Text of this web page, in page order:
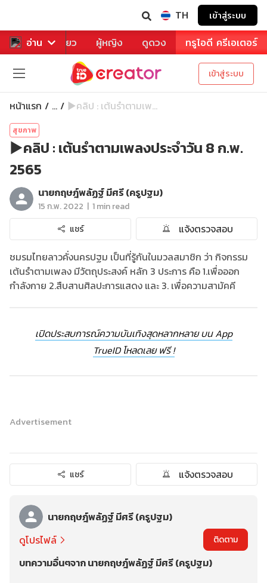
TH เข้าสู่ระบบ
อ่าน
หาร ท่องเที่ยว ผู้หญิง ดูดวง ทรูไอดี ครีเอเตอร์
เข้าสู่ระบบ
หน้าแรก ... ▶️คลิป : เต้นรำตามเพ...
สุขภาพ
▶️คลิป : เต้นรำตามเพลงประจำวัน 8 ก.พ.
2565
นายกฤษฎ์พลัฏฐ์ มีศรี (ครูปฐม)
15 ก.พ. 2022 | 1 min read
แชร์
แจ้งตรวจสอบ
ชมรมไทยลาวคั่งนครปฐม เป็นที่รู้กันในมวลสมาชิก ว่า กิจกรรม
เต้นรำตามเพลง มีวัตถุประสงค์ หลัก 3 ประการ คือ 1.เพื่อออก
กำลังกาย 2.สืบสานศิลปะการแสดง และ 3. เพื่อความสามัคคี
เปิดประสบการณ์ความบันเทิงสุดหลากหลาย บน App
TrueID โหลดเลย ฟรี !
Advertisement
แชร์ แจ้งตรวจสอบ
นายกฤษฎ์พลัฏฐ์ มีศรี (ครูปฐม)
ดูโปรไฟล์
ติดตาม
บทความอื่นๆจาก นายกฤษฎ์พลัฏฐ์ มีศรี (ครูปฐม)